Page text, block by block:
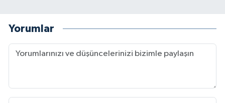
Yorumlar